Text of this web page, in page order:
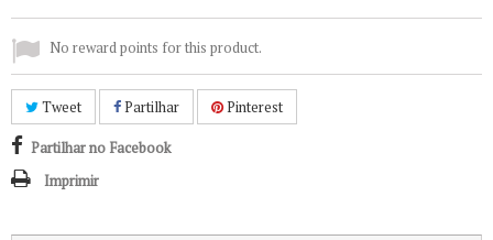
No reward points for this product.
Tweet Partilhar Pinterest
Partilhar no Facebook
Imprimir